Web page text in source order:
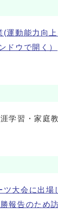
(運動能力向
ドウで開く）
学習・家庭
ツ大会に出場
報告のため